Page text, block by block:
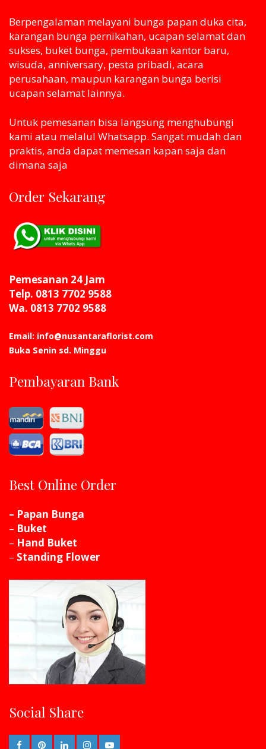
Berpengalaman melayani bunga papan duka cita,
karangan bunga pernikahan, ucapan selamat dan
sukses, buket bunga, pembukaan kantor baru,
wisuda, anniversary, pesta pribadi, acara
perusahaan, maupun karangan bunga berisi
ucapan selamat lainnya.
Untuk pemesanan bisa langsung menghubungi
kami atau melaluI Whatsapp. Sangat mudah dan
praktis, anda dapat memesan kapan saja dan
dimana saja
Order Sekarang
Pemesanan 24 Jam
Telp. 0813 7702 9588
Wa. 0813 7702 9588
Email: info@nusantaraflorist.com
Buka Senin sd. Minggu
Pembayaran Bank
Best Online Order
– Papan Bunga
– Buket
– Hand Buket
– Standing Flower
Social Share